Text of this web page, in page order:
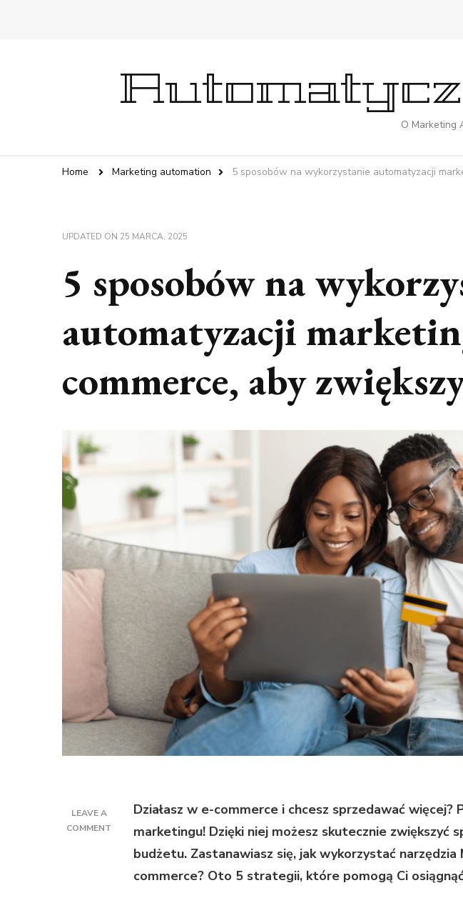
O Marketing
Home Marketing automation 5 sposobów na wykorzystanie automatyzacji
UPDATED ON 25 MARCA, 2025
5 sposobów na
automatyzacji
commerce, aby
LEAVE A
COMMENT
SPOSOBÓW
Działasz w e-commerce i chcesz sprzedawać
marketingu! Dzięki niej możesz skutecznie zwiększyć
budżetu. Zastanawiasz się, jak wykorzystać
commerce? Oto 5 strategii, które pomogą Ci